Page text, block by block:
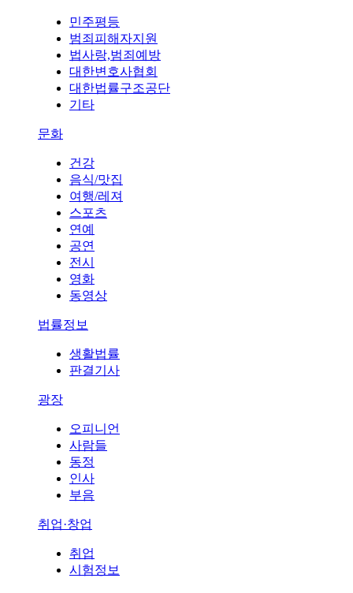
민주평등
범죄피해자지원
법사랑,범죄예방
대한변호사협회
대한법률구조공단
기타
문화
건강
음식/맛집
여행/레져
스포츠
연예
공연
전시
영화
동영상
법률정보
생활법률
판결기사
광장
오피니언
사람들
동정
인사
부음
취업·창업
취업
시험정보